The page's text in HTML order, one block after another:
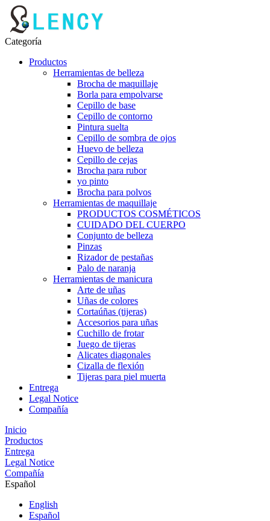
Categoría
Productos
Herramientas de belleza
Brocha de maquillaje
Borla para empolvarse
Cepillo de base
Cepillo de contorno
Pintura suelta
Cepillo de sombra de ojos
Huevo de belleza
Cepillo de cejas
Brocha para rubor
yo pinto
Brocha para polvos
Herramientas de maquillaje
PRODUCTOS COSMÉTICOS
CUIDADO DEL CUERPO
Conjunto de belleza
Pinzas
Rizador de pestañas
Palo de naranja
Herramientas de manicura
Arte de uñas
Uñas de colores
Cortaúñas (tijeras)
Accesorios para uñas
Cuchillo de frotar
Juego de tijeras
Alicates diagonales
Cizalla de flexión
Tijeras para piel muerta
Entrega
Legal Notice
Compañía
Inicio
Productos
Entrega
Legal Notice
Compañía
Español
English
Español